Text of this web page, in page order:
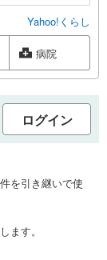
Yahoo!くらし
病院
ログイン
を引き継いで使
ます。